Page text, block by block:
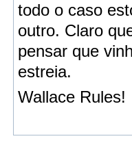
todo o caso
outro. Claro
pensar que
estreia.
Wallace Rules!